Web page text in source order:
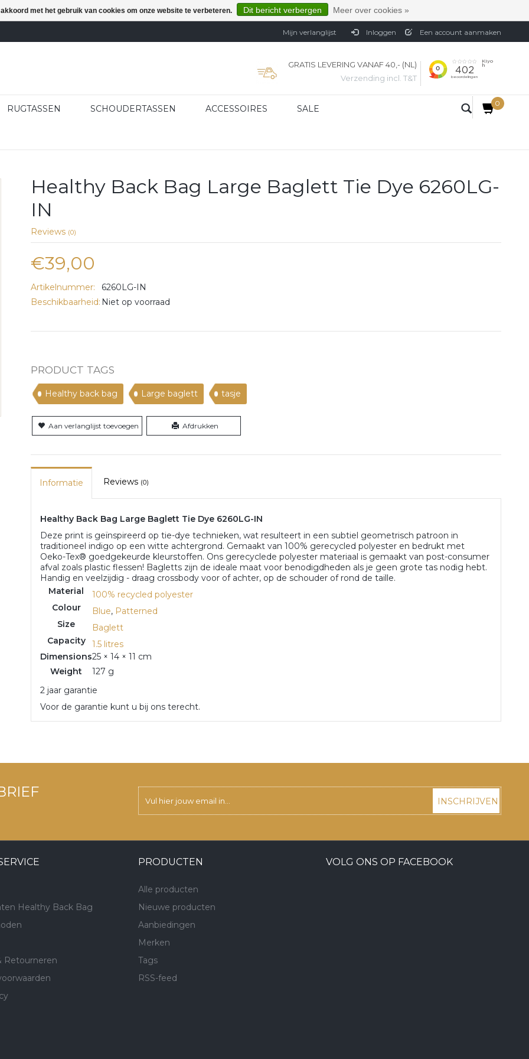
Mijn verlanglijst Inloggen Een account aanmaken
GRATIS LEVERING VANAF 40,- (NL)
Verzending incl. T&T
RUGTASSEN SCHOUDERTASSEN ACCESSOIRES SALE
0
Healthy Back Bag Large Baglett Tie Dye 6260LG-
IN
Reviews (0)
€39,00
Artikelnummer:
6260LG-IN
Beschikbaarheid: Niet op voorraad
PRODUCT TAGS
Healthy back bag Large baglett tasje
Aan verlanglijst toevoegen Afdrukken
Informatie Reviews (0)
Healthy Back Bag Large Baglett Tie Dye 6260LG-IN
Deze print is geïnspireerd op tie-dye technieken, wat resulteert in een subtiel geometrisch patroon in
traditioneel indigo op een witte achtergrond. Gemaakt van 100% gerecycled polyester en bedrukt met
Oeko-Tex® goedgekeurde kleurstoffen. Ons gerecyclede polyester materiaal is gemaakt van post-consumer
afval zoals plastic flessen! Bagletts zijn de ideale maat voor benodigdheden als je geen grote tas nodig hebt.
Handig en veelzijdig - draag crossbody voor of achter, op de schouder of rond de taille.
Material
100% recycled polyester
Colour
Blue, Patterned
Size
Baglett
Capacity
1.5 litres
Dimensions25 × 14 × 11 cm
Weight
127 g
2 jaar garantie
Voor de garantie kunt u bij ons terecht.
INSCHRIJVEN
Healthy Back Bag
Retourneren
PRODUCTEN
Alle producten
Nieuwe producten
Aanbiedingen
Merken
Tags
RSS-feed
VOLG ONS OP FACEBOOK
met het gebruik van cookies om onze website te verbeteren. Dit bericht verbergen Meer over cookies »